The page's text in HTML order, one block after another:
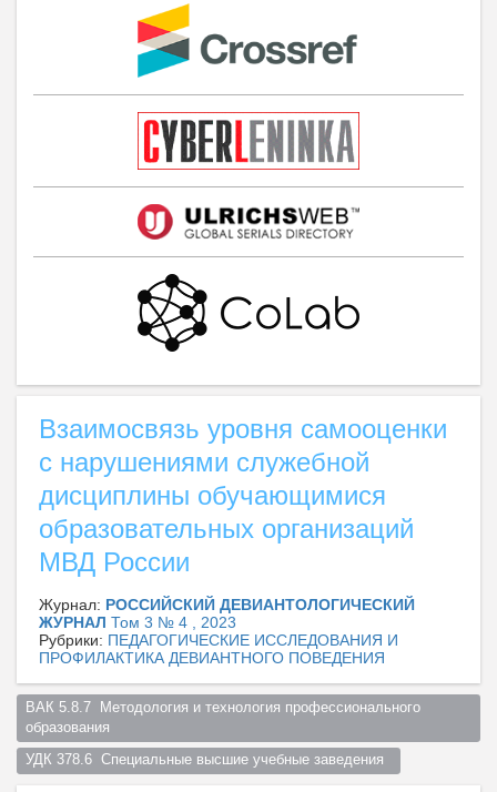
Взаимосвязь уровня самооценки
с нарушениями служебной
дисциплины обучающимися
образовательных организаций
МВД России
Журнал: РОССИЙСКИЙ ДЕВИАНТОЛОГИЧЕСКИЙ
ЖУРНАЛ Том 3 № 4 , 2023
Рубрики: ПЕДАГОГИЧЕСКИЕ ИССЛЕДОВАНИЯ И
ПРОФИЛАКТИКА ДЕВИАНТНОГО ПОВЕДЕНИЯ
ВАК 5.8.7  Методология и технология профессионального
образования
УДК 378.6  Специальные высшие учебные заведения